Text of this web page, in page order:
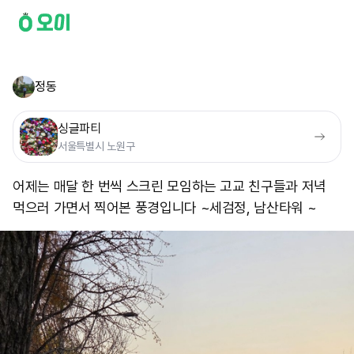
정동
싱글파티
서울특별시 노원구
어제는 매달 한 번씩 스크린 모임하는 고교 친구들과 저녁
먹으러 가면서 찍어본 풍경입니다 ~ ​세검정, 남산타워 ~